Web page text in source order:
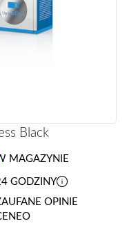
Black
MAGAZYNIE
GODZINY
OPINIE